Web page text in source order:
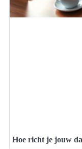
Hoe richt je jouw